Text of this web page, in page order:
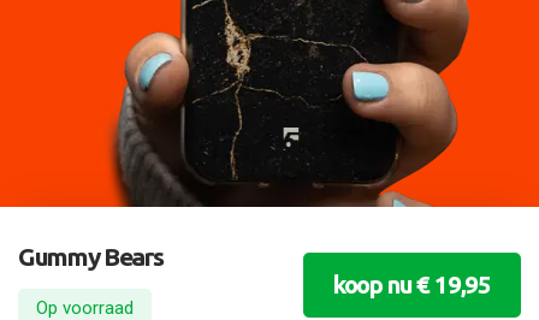
Gummy Bears
Op voorraad
koop nu € 19,95